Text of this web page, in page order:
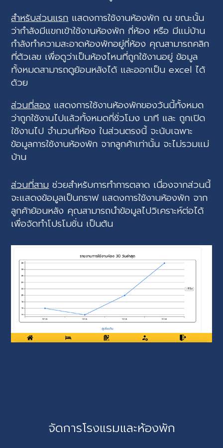
สำหรับส่วนแรกแสดงการใช้งานห้องพัก ณ ขณะนั้น
ว่ากำลังมีแขกเข้าใช้งานห้องพัก กี่ห้อง หรือ มีแม่บ้าน
กำลังทำความสะอาดห้องพักอยู่กี่ห้อง คุณสามารถคลิก
ที่ตัวเลข เพื่อดูว่าเป็นห้องไหนที่ถูกใช้งานอยู่ ข้อมูล
ทั้งหมดสามารถดูย้อนหลังได้ และออกเป็น excel ได้
ด้วย
ส่วนที่สองแสดงการใช้งานห้องพักของวันนี้ทั้งหมด
ว่าถูกใช้งานไปแล้วทั้งหมดกี่ชั่วโมง นาที และ ถูกเปิด
ใช้งานไป จำนวนกี่ห้อง ในส่วนตรงนี้ จะนับเฉพาะ
ข้อมูลการใช้งานห้องพัก จากลูกค้าเท่านั้น จะไม่รวมแม่
บ้าน
ส่วนที่สามช่วยสำหรับการทำการตลาด เนื่องจากส่วนนี้
จะแสดงข้อมูลเป็นกราฟ แสดงการใช้งานห้องพัก จาก
ลูกค้าย้อนหลัง คุณสามารถนำข้อมูลไปวิเคราะห์ต่อได้
เพื่อจัดทำโปรโมชั่น เป็นต้น
จัดการโรงแรมและห้องพัก